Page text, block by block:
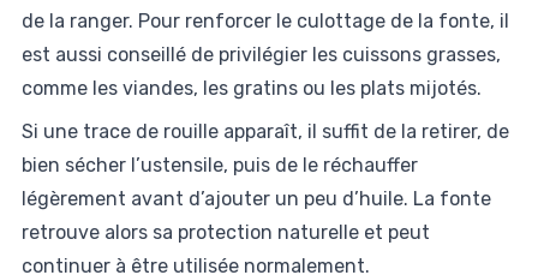
de la ranger. Pour renforcer le culottage de la fonte, il
est aussi conseillé de privilégier les cuissons grasses,
comme les viandes, les gratins ou les plats mijotés.
Si une trace de rouille apparaît, il suffit de la retirer, de
bien sécher l’ustensile, puis de le réchauffer
légèrement avant d’ajouter un peu d’huile. La fonte
retrouve alors sa protection naturelle et peut
continuer à être utilisée normalement.